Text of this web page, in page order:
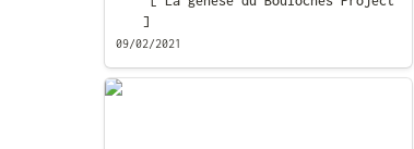
]
09/02/2021
[ Mon écosystème de trucs ]